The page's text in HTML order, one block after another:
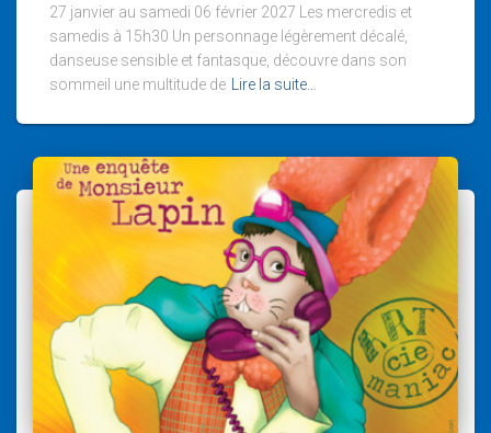
27 janvier au samedi 06 février 2027 Les mercredis et
samedis à 15h30 Un personnage légèrement décalé,
danseuse sensible et fantasque, découvre dans son
sommeil une multitude de Lire la suite…